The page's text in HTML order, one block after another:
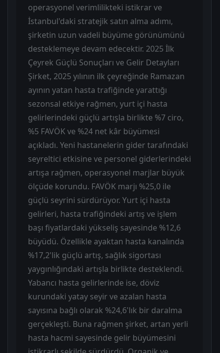
operasyonel verimlilikteki istikrar ve
İstanbul'daki stratejik satın alma adımı,
şirketin uzun vadeli büyüme görünümünü
desteklemeye devam edecektir. 2025 İlk
Çeyrek Güçlü Sonuçları ve Gelir Detayları
Şirket, 2025 yılının ilk çeyreğinde Ramazan
ayının yatan hasta trafiğinde yarattığı
sezonsal etkiye rağmen, yurt içi hasta
gelirlerindeki güçlü artışla birlikte %7 ciro,
%5 FAVÖK ve %24 net kâr büyümesi
açıkladı. Yeni hastanelerin gider tarafındaki
seyreltici etkisine ve personel giderlerindeki
artışa rağmen, operasyonel marjlar büyük
ölçüde korundu. FAVÖK marjı %25,0 ile
güçlü seyrini sürdürüyor. Yurt içi hasta
gelirleri, hasta trafiğindeki artış ve işlem
başı fiyatlardaki yükseliş sayesinde %12,6
büyüdü. Özellikle ayaktan hasta kanalında
%17,2'lik güçlü artış, sağlık sigortası
yaygınlığındaki artışla birlikte desteklendi.
Yabancı hasta gelirlerinde ise, döviz
kurundaki yatay seyir ve azalan hasta
sayısına bağlı olarak %24,6'lık bir daralma
gerçekleşti. Buna rağmen şirket, artan yerli
hasta hacmi sayesinde gelir büyümesini